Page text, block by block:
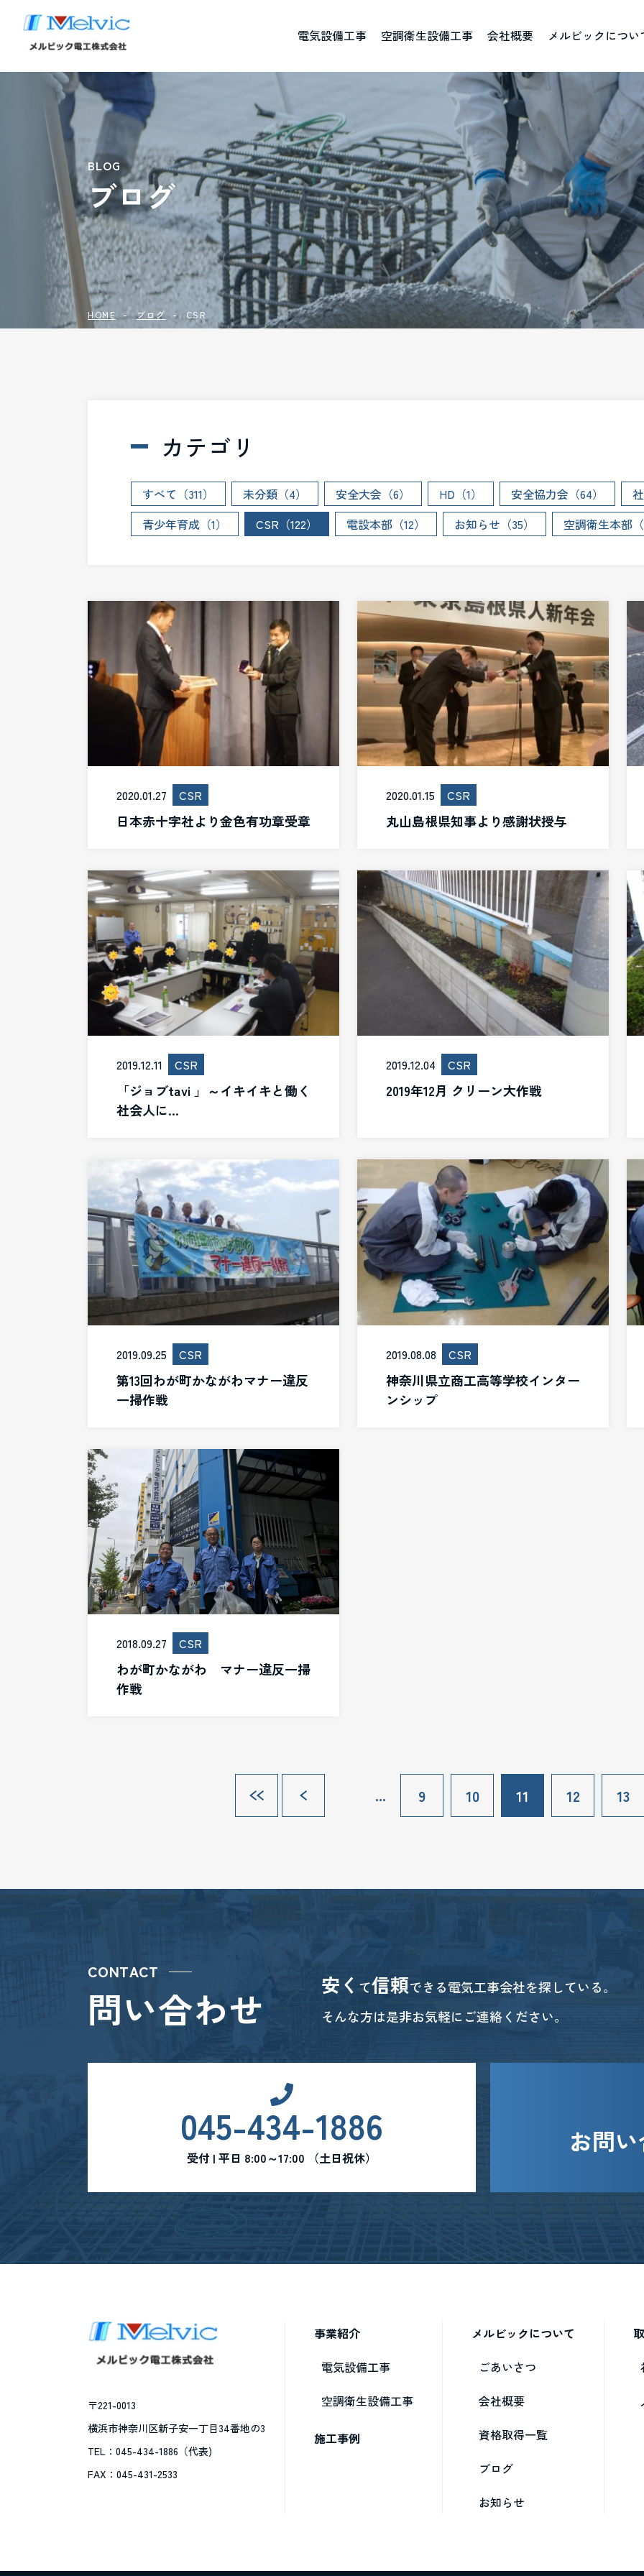
電気設備工事 空調衛生設備工事 会社概要
メルビックについ
BLOG
ブログ
HOME ブログ CSR
カテゴリ
すべて（311） 未分類（4） 安全大会（6） HD（1） 安全協力会（64）
青少年育成（1）
CSR（122） 電設本部（12） お知らせ（35） 空調衛生本部
2020.01.27 CSR
日本赤十字社より金色有功章受章
2020.01.15 CSR
丸山島根県知事より感謝状授与
2019.12.11 CSR
「ジョブtavi 」～イキイキと働く
社会人に…
2019.12.04 CSR
2019年12月 クリーン大作戦
2019.09.25 CSR
第13回わが町かながわマナー違反
一掃作戦
2019.08.08 CSR
神奈川県立商工高等学校インター
ンシップ
2018.09.27 CSR
わが町かながわ マナー違反一掃
作戦
« « ... 9 10 11 12 13
CONTACT
問い合わせ 安く て信頼できる電気工事会社を探している。
そんな方は是非お気軽にご連絡ください。
045-434-1886
受付 | 平日 8:00～17:00 （土日祝休）
お問
〒221-0013
横浜市神奈川区新子安一丁目34番地の3
TEL：045-434-1886（代表)
FAX：045-431-2533
事業紹介
電気設備工事
空調衛生設備工事
施工事例
メルビックについて
ごあいさつ
会社概要
資格取得一覧
ブログ
お知らせ